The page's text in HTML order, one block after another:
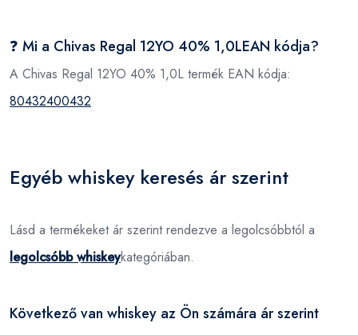
❓ Mi a Chivas Regal 12YO 40% 1,0LEAN kódja?
A Chivas Regal 12YO 40% 1,0L termék EAN kódja:
80432400432
Egyéb whiskey keresés ár szerint
Lásd a termékeket ár szerint rendezve a legolcsóbbtól a
legolcsóbb whiskeykategóriában.
Következő van whiskey az Ön számára ár szerint